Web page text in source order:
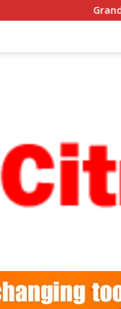
Grand Cartenz Hotel